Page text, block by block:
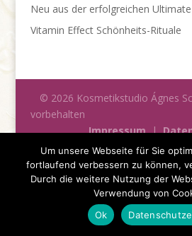
Neu aus der erfolgreichen
Vitamin Effect Schönheits-Rituale
© 2026 Kosmetikstudio Ágnes
Impressum|
Um unsere Webseite für Sie
fortlaufend verbessern zu können,
Durch die weitere Nutzung der
Verwendung von
Ok